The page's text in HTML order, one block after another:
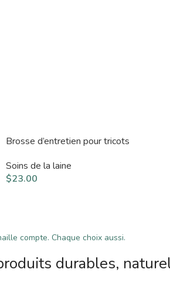
Brosse d’entretien pour tricots
Soins de la laine
$23.00
compte. Chaque choix aussi.
durables,